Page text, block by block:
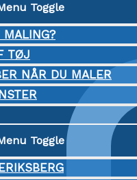
Toggle
MALING?
TØJ
NÅR DU MALER
Toggle